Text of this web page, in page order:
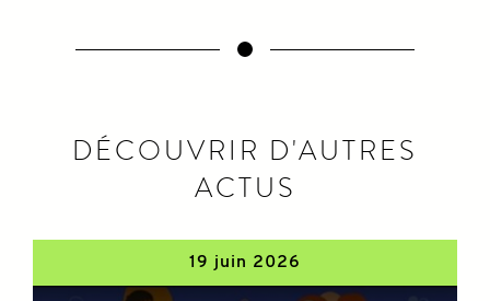
DÉCOUVRIR D'AUTRES
ACTUS
19 juin 2026